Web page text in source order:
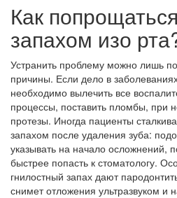
Как
запахом изо
Устранить проблему можно лишь
причины. Если дело в
необходимо вылечить все
процессы, поставить пломбы, при
протезы. Иногда пациенты
запахом после удаления зуба:
указывать на начало осложнений,
быстрее попасть к стоматологу.
гнилостный запах дают
снимет отложения ультразвуком и